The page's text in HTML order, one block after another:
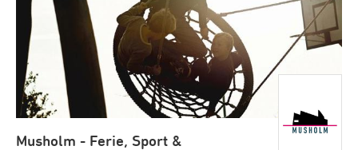
Musholm - Ferie, Sport &